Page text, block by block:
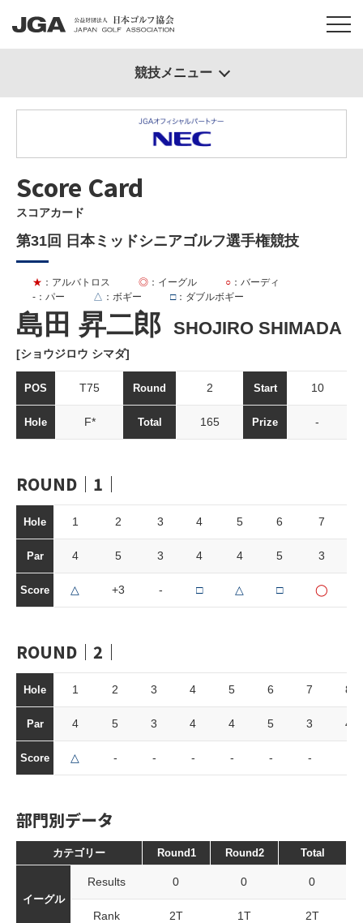
Score Card
スコアカード
第31回 日本ミッドシニアゴルフ選手権競技
島田 昇二郎 SHOJIRO SHIMADA
[ショウジロウ シマダ]
★ ：アルバトロス ◎ ：イーグル ○ ：バーディ
- ：パー △ ：ボギー □：ダブルボギー
POS T75 Round 2 Start 10
Hole F* Total 165 Prize -
ROUND｜1｜
Hole 1 2 3 4 5 6 7
Par 4 5 3 4 4 5 3
Score △ +3 - □ △ □ ◯
ROUND｜2｜
Hole 1 2 3 4 5 6 7 8
Par 4 5 3 4 4 5 3 4
Score △ - - - - - -
部門別データ
カテゴリー Round1 Round2 Total
イーグル
Results 0 0 0
Rank 2T 1T 2T
競技メニュー